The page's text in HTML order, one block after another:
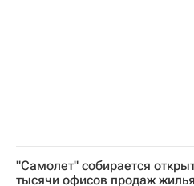
"Самолет" собирается
тысячи офисов продаж жилья